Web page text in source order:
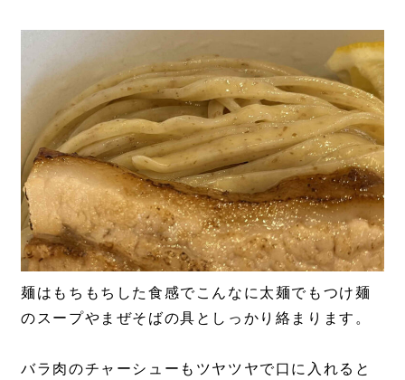
麺はもちもちした食感でこんなに太麺でもつけ麺
のスープやまぜそばの具としっかり絡まります。
バラ肉のチャーシューもツヤツヤで口に入れると